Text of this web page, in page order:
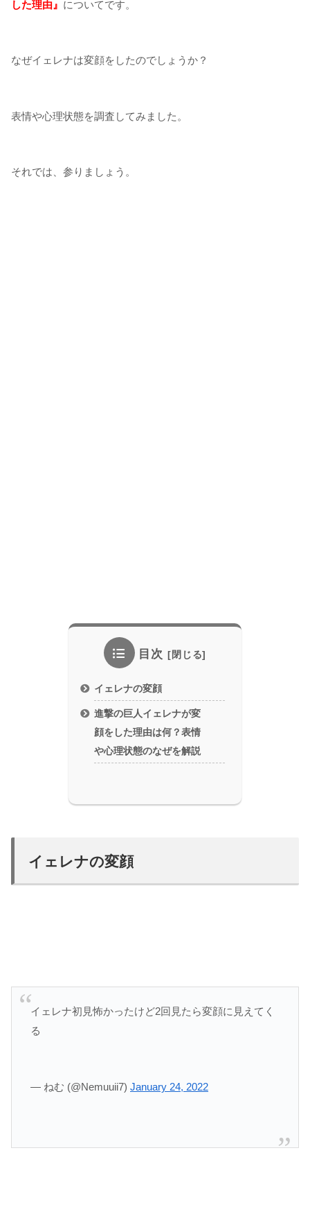
した理由』 についてです。
なぜイェレナは変顔をしたのでしょうか？
表情や心理状態を調査してみました。
それでは、参りましょう。
目次
イェレナの変顔
進撃の巨人イェレナが変
顔をした理由は何？表情
や心理状態のなぜを解説
イェレナの変顔
イェレナ初見怖かったけど2回見たら変顔に見えてく
る
— ねむ (@Nemuuii7) January 24, 2022